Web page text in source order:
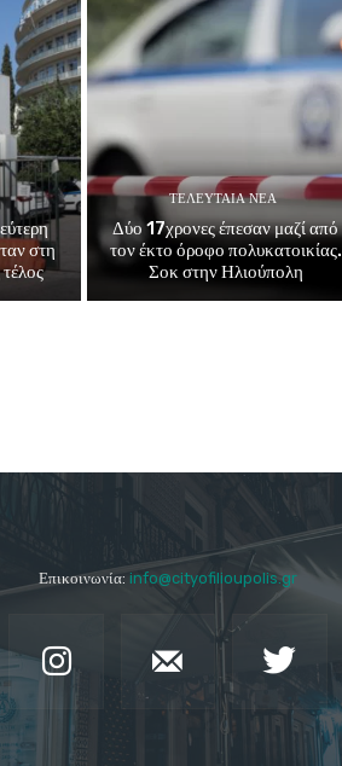
στη
ΤΕΛΕΥΤΑΊΑ ΝΈΑ
Δύο 17χρονες έπεσαν μαζί από
τον έκτο όροφο πολυκατοικίας.
Σοκ στην Ηλιούπολη
Επικοινωνία: info@cityofilioupolis.gr